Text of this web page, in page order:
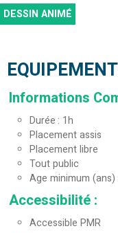
DESSIN ANIMÉ
Informations
Durée 1h
Placement assis
Placement libre
Tout public
Age minimum (ans)
Accessibilité :
Accessible PMR